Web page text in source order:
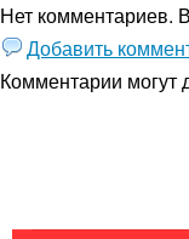
Нет комментариев.
Добавить
Комментарии могут